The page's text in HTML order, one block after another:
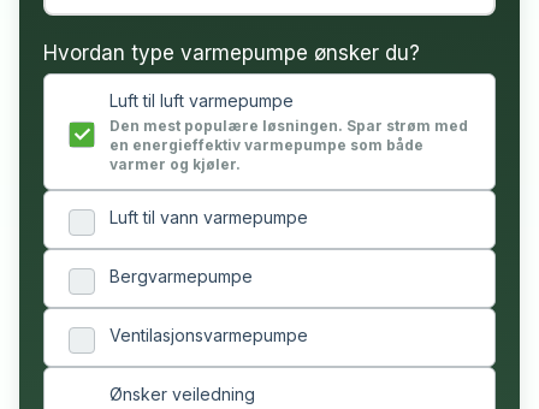
Hvordan type varmepumpe ønsker du?
Luft til luft varmepumpe
Den mest populære løsningen. Spar strøm med
en energieffektiv varmepumpe som både
varmer og kjøler.
Luft til vann varmepumpe
Bergvarmepumpe
Ventilasjonsvarmepumpe
Ønsker veiledning